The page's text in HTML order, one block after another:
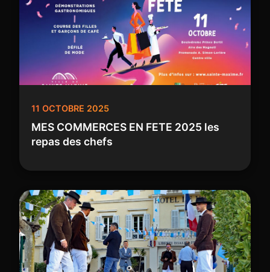
11 OCTOBRE 2025
MES COMMERCES EN FETE 2025 les
repas des chefs